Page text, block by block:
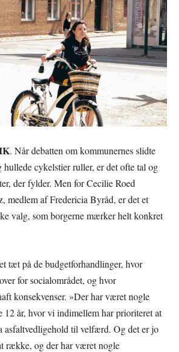
. Når debatten om kommunernes slidte
hullede cykelstier ruller, er det ofte tal og
der fylder. Men for Cecilie Roed
medlem af Fredericia Byråd, er det et
valg, som borgerne mærker helt konkret
tæt på de budgetforhandlinger, hvor
for socialområdet, og hvor
konsekvenser. »Der har været nogle
12 år, hvor vi indimellem har prioriteret at
asfaltvedligehold til velfærd. Og det er jo
række, og der har været nogle